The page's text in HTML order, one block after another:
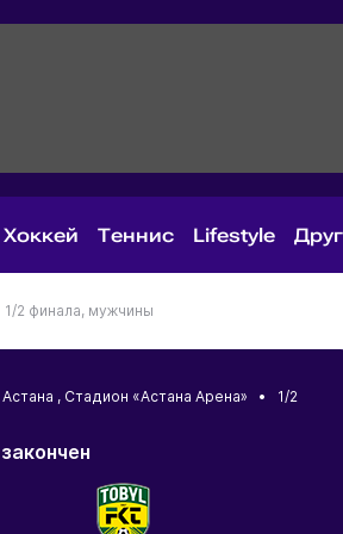
Хоккей Теннис Lifestyle
1/2 финала, мужчины
Астана , Стадион «Астана Арена» • 1/2
закончен